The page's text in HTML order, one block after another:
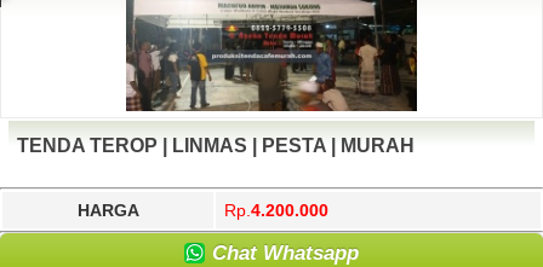
TENDA TEROP | LINMAS | PESTA | MURAH
HARGA Rp. 4.200.000
Chat Whatsapp